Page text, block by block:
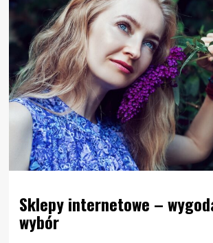
Sklepy internetowe –
wybór